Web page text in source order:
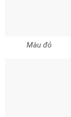
Màu đỏ